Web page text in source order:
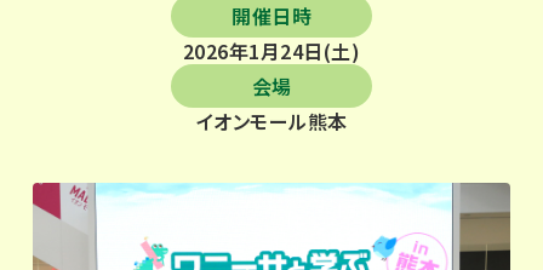
開催日時
2026年1月24日(土)
会場
イオンモール熊本